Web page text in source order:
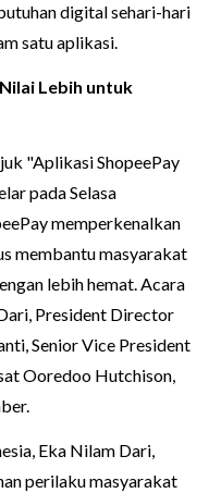
digital sehari-hari
satu aplikasi.
Lebih untuk
"Aplikasi ShopeePay
pada Selasa
memperkenalkan
membantu masyarakat
lebih hemat. Acara
President Director
Senior Vice President
Ooredoo Hutchison,
Eka Nilam Dari,
perilaku masyarakat